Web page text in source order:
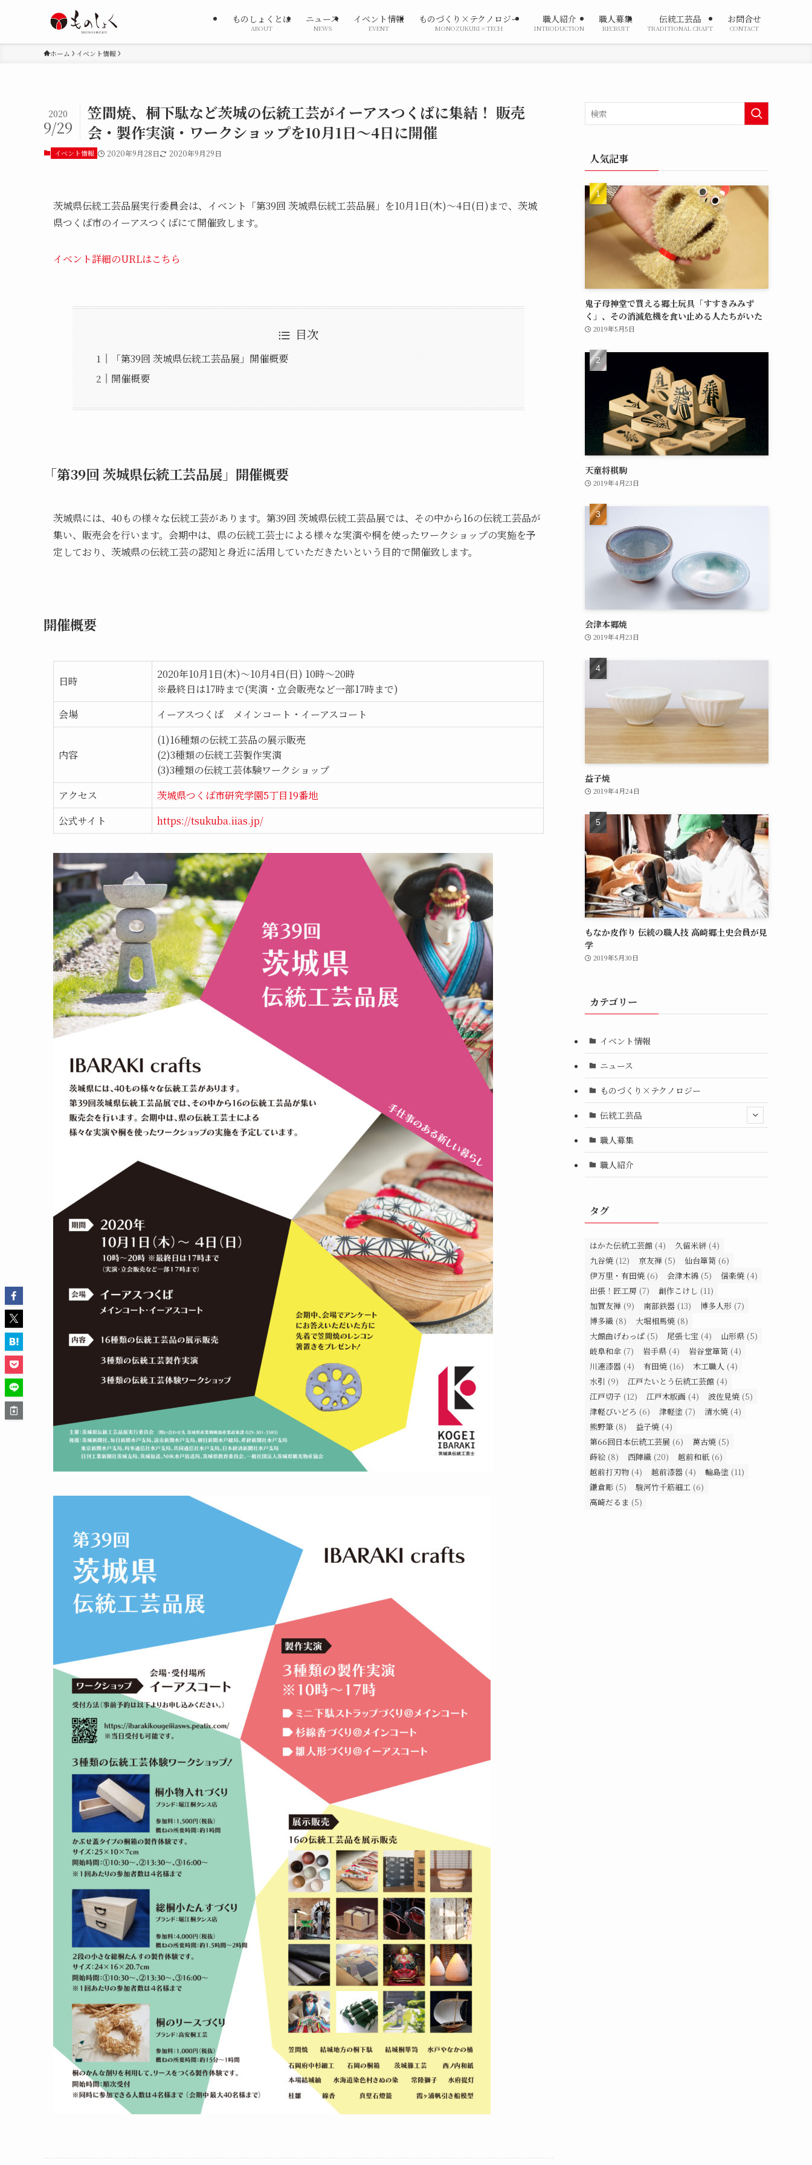
ものしょくとは
ABOUT
ニュース
NEWS
イベント情報
EVENT
ものづくり×テクノロジー
MONOZUKURI×TECH
職人紹介
INTRODUCTION
職人募集
RECRUIT
伝統工芸品
TRADITIONAL CRAFT
お問合せ
CONTACT
ホーム イベント情報
笠間焼、桐下駄など茨城の伝統工芸がイーアスつくばに集結！ 販売
会・製作実演・ワークショップを10月1日～4日に開催
2020
9/29
イベント情報 2020年9月28日 2020年9月29日
茨城県伝統工芸品展実行委員会は、イベント「第39回 茨城県伝統工芸品展」を10月1日(木)～4日(日)まで、茨城
県つくば市のイーアスつくばにて開催致します。
イベント詳細のURLはこちら
目次
「第39回 茨城県伝統工芸品展」開催概要
開催概要
「第39回 茨城県伝統工芸品展」開催概要
茨城県には、40もの様々な伝統工芸があります。第39回 茨城県伝統工芸品展では、その中から16の伝統工芸品が
集い、販売会を行います。会期中は、県の伝統工芸士による様々な実演や桐を使ったワークショップの実施を予
定しており、茨城県の伝統工芸の認知と身近に活用していただきたいという目的で開催致します。
開催概要
日時
2020年10月1日(木)～10月4日(日) 10時～20時
※最終日は17時まで(実演・立会販売など一部17時まで)
会場
イーアスつくば メインコート・イーアスコート
内容
(1)16種類の伝統工芸品の展示販売
(2)3種類の伝統工芸製作実演
(3)3種類の伝統工芸体験ワークショップ
アクセス
茨城県つくば市研究学園5丁目19番地
公式サイト
https://tsukuba.iias.jp/
人気記事
鬼子母神堂で買える郷土玩具「すすきみみず
く」、その消滅危機を食い止める人たちがいた
2019年5月5日
天童将棋駒
2019年4月23日
会津本郷焼
2019年4月23日
益子焼
2019年4月24日
もなか皮作り 伝統の職人技 高崎郷土史会員が見
学
2019年5月30日
カテゴリー
イベント情報
ニュース
ものづくり×テクノロジー
伝統工芸品
職人募集
職人紹介
タグ
はかた伝統工芸館 (4) 久留米絣 (4)
九谷焼 (12) 京友禅 (5) 仙台箪笥 (6)
伊万里・有田焼 (6) 会津木綿 (5) 信楽焼 (4)
出張！匠工房 (7) 創作こけし (11)
加賀友禅 (9) 南部鉄器 (13) 博多人形 (7)
博多織 (8) 大堀相馬焼 (8)
大館曲げわっぱ (5) 尾張七宝 (4) 山形県 (5)
岐阜和傘 (7) 岩手県 (4) 岩谷堂箪笥 (4)
川連漆器 (4) 有田焼 (16) 木工職人 (4)
水引 (9) 江戸たいとう伝統工芸館 (4)
江戸切子 (12) 江戸木版画 (4) 波佐見焼 (5)
津軽びいどろ (6) 津軽塗 (7) 清水焼 (4)
熊野筆 (8) 益子焼 (4)
第66回日本伝統工芸展 (6) 萬古焼 (5)
蒔絵 (8) 西陣織 (20) 越前和紙 (6)
越前打刃物 (4) 越前漆器 (4) 輪島塗 (11)
鎌倉彫 (5) 駿河竹千筋細工 (6)
高崎だるま (5)